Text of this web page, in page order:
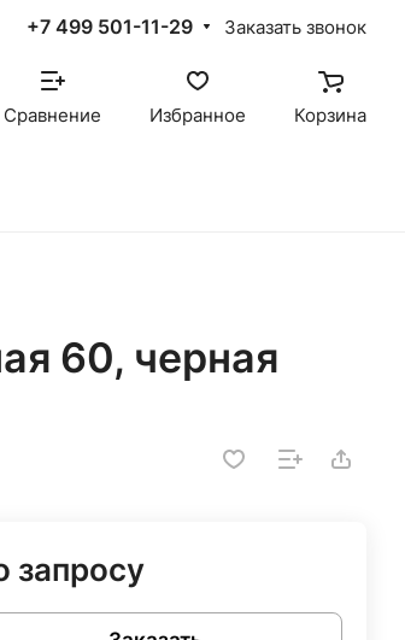
+7 499 501-11-29 Заказать звонок
Сравнение Избранное Корзина
60, черная
запросу